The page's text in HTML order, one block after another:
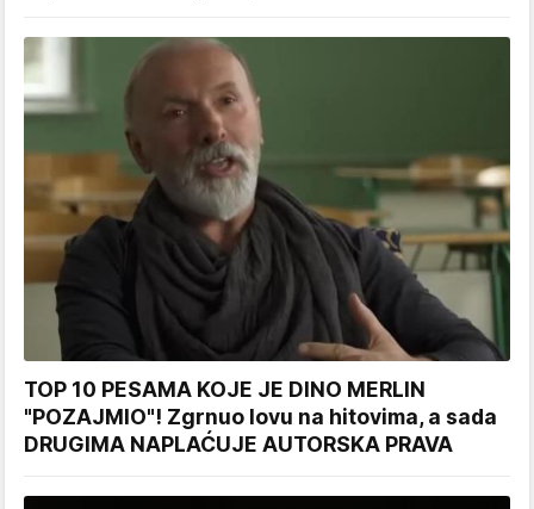
TOP 10 PESAMA KOJE JE DINO MERLIN
"POZAJMIO"! Zgrnuo lovu na hitovima, a sada
DRUGIMA NAPLAĆUJE AUTORSKA PRAVA